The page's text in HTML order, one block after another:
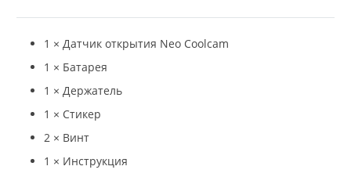
1 × Датчик открытия Neo Coolcam
1 × Батарея
1 × Держатель
1 × Стикер
2 × Винт
1 × Инструкция